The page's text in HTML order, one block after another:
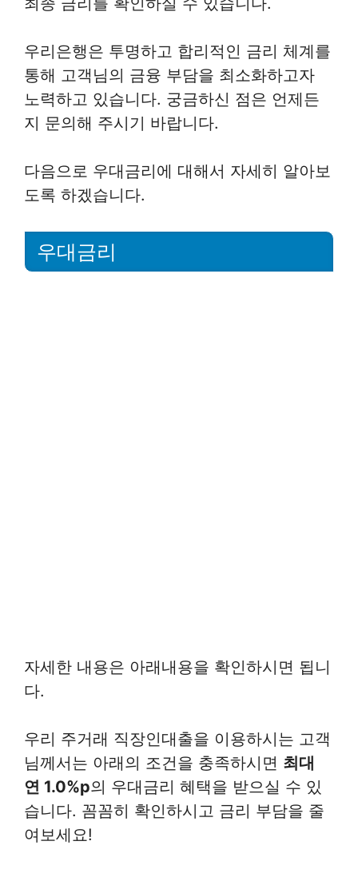
우리은행은 투명하고 합리적인 금리 체계를
통해 고객님의 금융 부담을 최소화하고자
노력하고 있습니다. 궁금하신 점은 언제든
지 문의해 주시기 바랍니다.
다음으로 우대금리에 대해서 자세히 알아보
도록 하겠습니다.
우대금리
자세한 내용은 아래내용을 확인하시면 됩니
다.
우리 주거래 직장인대출을 이용하시는 고객
님께서는 아래의 조건을 충족하시면 최대
연 1.0%p의 우대금리 혜택을 받으실 수 있
습니다. 꼼꼼히 확인하시고 금리 부담을 줄
여보세요!